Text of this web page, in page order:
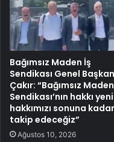
Bağımsız Maden İş
Sendikası Genel
Çakır: “Bağımsız
Sendikası’nın hakkı
hakkımızı sonuna kadar
takip edeceğiz”
Ağustos 10, 2026